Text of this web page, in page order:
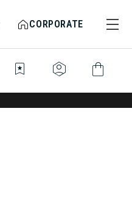
CORPORATE
bookmark_star identity_platform shopping_bag